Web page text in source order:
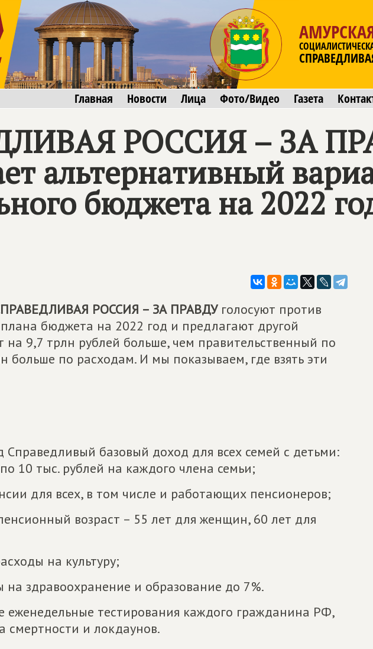
Главная Новости Лица Фото/Видео Газета
РОССИЯ – ЗА
альтернативный
бюджета на 2022
РОССИЯ – ЗА ПРАВДУголосуют против
бюджета на 2022 год и предлагают другой
9,7 трлн рублей больше, чем правительственный по
больше по расходам. И мы показываем, где взять эти
Справедливый базовый доход для всех семей с детьми:
10 тыс. рублей на каждого члена семьи;⠀
для всех, в том числе и работающих пенсионеров;⠀
возраст – 55 лет для женщин, 60 лет для
на культуру;⠀
на здравоохранение и образование до 7%.⠀
еженедельные тестирования каждого гражданина РФ,
смертности и локдаунов.